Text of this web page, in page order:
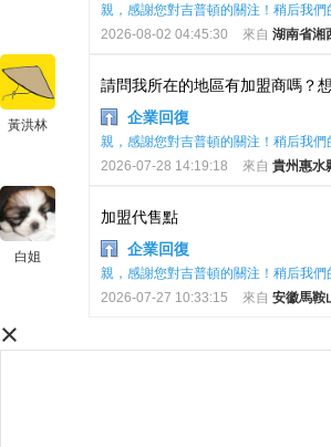
親，感謝您對吉普頓的關注！稍后我們
2026-08-02 04:45:30
來自 湖南省湘
黃洪林
請問我所在的地區有加盟商嗎？
企業回復
親，感謝您對吉普頓的關注！稍后我們
2026-07-28 14:19:18
來自 貴州惠水
白姐
加盟代售點
企業回復
親，感謝您對吉普頓的關注！稍后我們
2026-07-27 10:33:15
來自 安徽馬鞍
×